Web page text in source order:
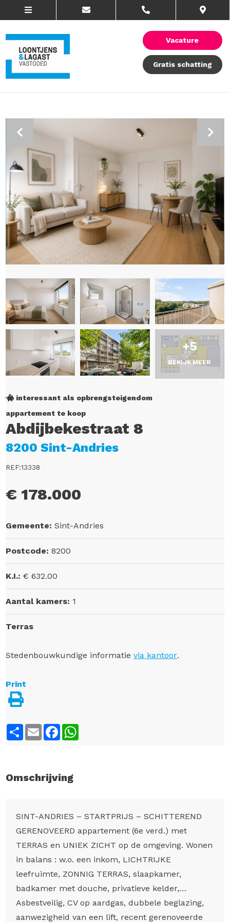
Vacature
Gratis schatting
+5
BEKIJK MEER
interessant als opbrengsteigendom
appartement te koop
Abdijbekestraat 8
8200 Sint-Andries
REF:13338
€ 178.000
Gemeente:Sint-Andries
Postcode:8200
K.I.:€ 632.00
Aantal kamers: 1
Terras
Stedenbouwkundige informatievia kantoor.
Print
ShareEmailFacebook
Omschrijving
SINT-ANDRIES – STARTPRIJS – SCHITTEREND
GERENOVEERD appartement (6e verd.) met
TERRAS en UNIEK ZICHT op de omgeving. Wonen
in balans : w.o. een inkom, LICHTRIJKE
leefruimte, ZONNIG TERRAS, slaapkamer,
badkamer met douche, privatieve kelder,…
Asbestveilig, CV op aardgas, dubbele beglazing,
aanwezigheid van een lift, recent gerenoveerde